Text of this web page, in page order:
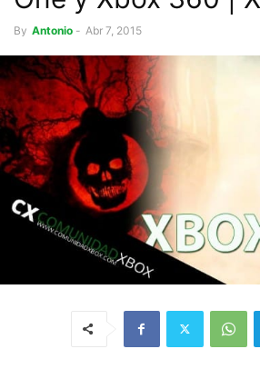
By Antonio - Abr 7, 2015